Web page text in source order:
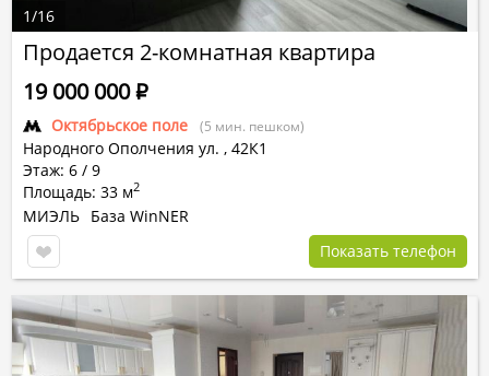
Продается 2-комнатная квартира
Октябрьское поле (5 мин. пешком)
Народного Ополчения ул. , 42К1
Этаж: 6 / 9
Площадь: 33 м2
19 000 000Р
МИЭЛЬ База WinNER
Показать телефон
1/16